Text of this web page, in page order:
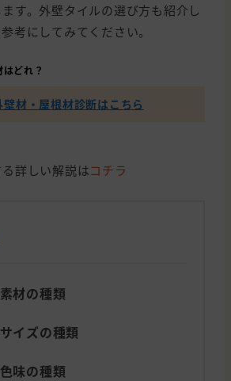
す。外壁タイルの選び方も紹介し
考にしてみてください。
どれ？
材・屋根材診断はこちら
詳しい解説はコチラ
材の種類
イズの種類
味の種類